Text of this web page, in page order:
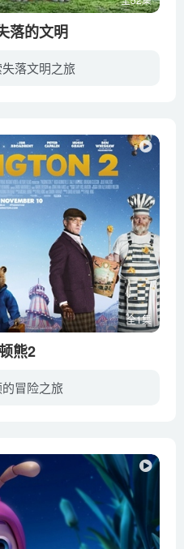
落的文明
落文明之旅
全1集
熊2
冒险之旅